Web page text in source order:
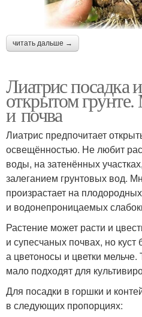
читать дальше →
Лиатрис посадка
открытом
и почва
Лиатрис предпочитает
освещённостью. Не любит
воды, на затенённых
залеганием грунтовых вод.
произрастает на
и водонепроницаемых
Растение может расти и
и супесчаных почвах, но
а цветоносы и цветки
мало подходят для
Для посадки в горшки и
в следующих пропорциях: